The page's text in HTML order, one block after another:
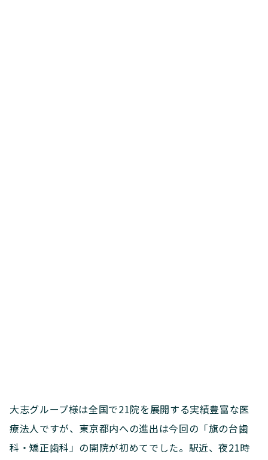
大志グループ様は全国で21院を展開する実績豊富な医
療法人ですが、東京都内への進出は今回の「旗の台歯
科・矯正歯科」の開院が初めてでした。駅近、夜21時